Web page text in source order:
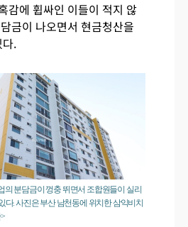
감에 휩싸인 이들이 적지 않
금이 나오면서 현금청산을
.
의 분담금이 껑충 뛰면서 조합원들이 실리
다. 사진은 부산 남천동에 위치한 삼익비치